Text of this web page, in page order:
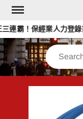
Skip
content
霸！保經業人力登錄
Search